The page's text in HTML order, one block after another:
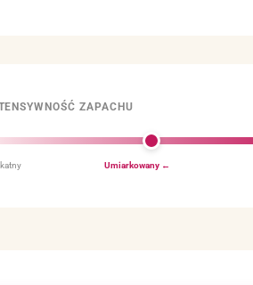
ZAPACHU
Umiarkowany ←